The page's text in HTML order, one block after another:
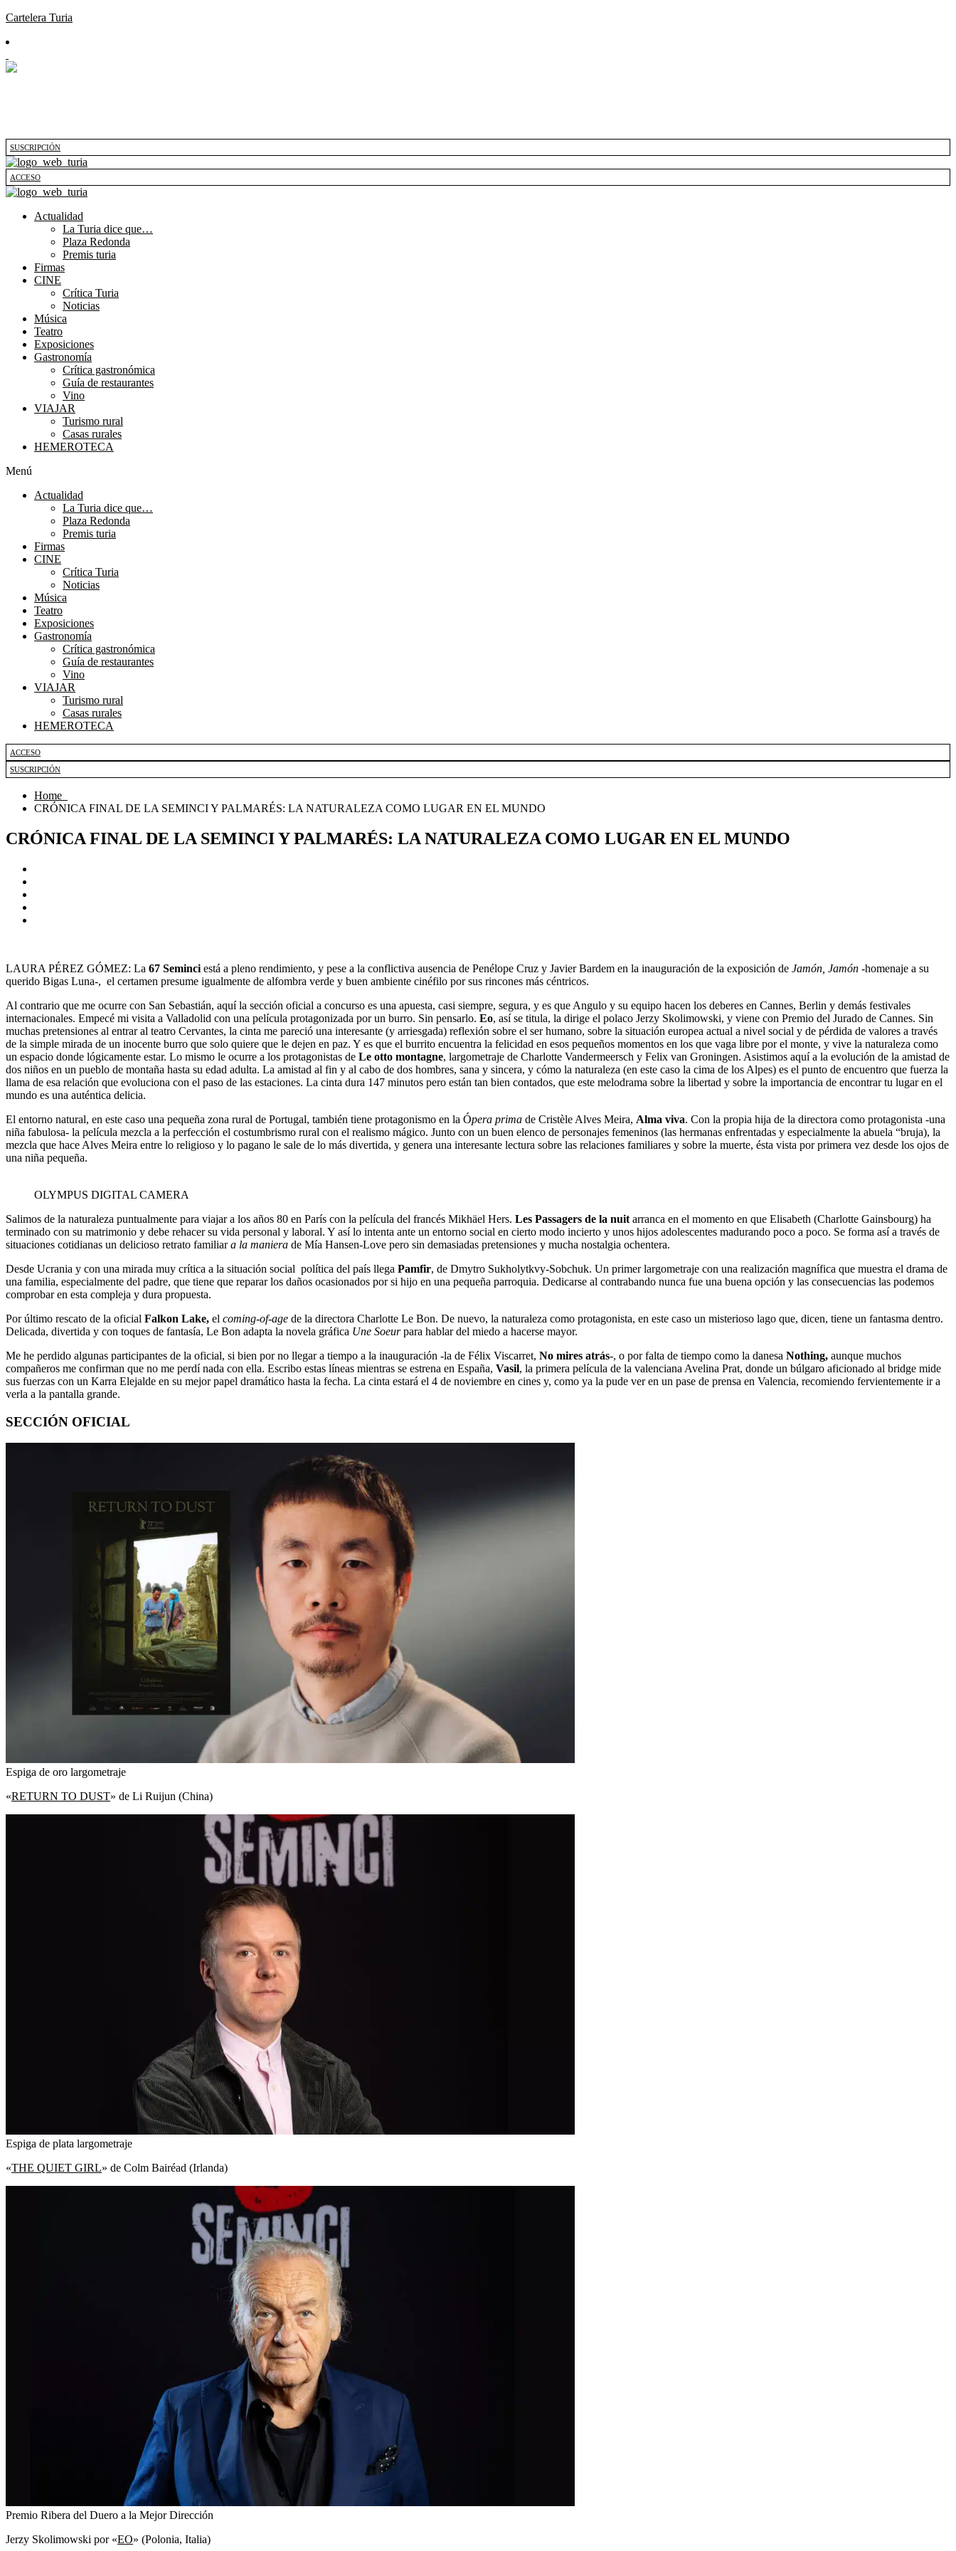
Cartelera Turia
SUSCRIPCIÓN
ACCESO
Actualidad
La Turia dice que…
Plaza Redonda
Premis turia
Firmas
CINE
Crítica Turia
Noticias
Música
Teatro
Exposiciones
Gastronomía
Crítica gastronómica
Guía de restaurantes
Vino
VIAJAR
Turismo rural
Casas rurales
HEMEROTECA
Menú
Actualidad
La Turia dice que…
Plaza Redonda
Premis turia
Firmas
CINE
Crítica Turia
Noticias
Música
Teatro
Exposiciones
Gastronomía
Crítica gastronómica
Guía de restaurantes
Vino
VIAJAR
Turismo rural
Casas rurales
HEMEROTECA
ACCESO
SUSCRIPCIÓN
Home
CRÓNICA FINAL DE LA SEMINCI Y PALMARÉS: LA NATURALEZA COMO LUGAR EN EL MUNDO
CRÓNICA FINAL DE LA SEMINCI Y PALMARÉS: LA NATURALEZA COMO LUGAR EN EL MUNDO
LAURA PÉREZ GÓMEZ: La 67 Seminci está a pleno rendimiento, y pese a la conflictiva ausencia de Penélope Cruz y Javier Bardem en la inauguración de la exposición de Jamón, Jamón -homenaje a su
querido Bigas Luna-, el certamen presume igualmente de alfombra verde y buen ambiente cinéfilo por sus rincones más céntricos.
Al contrario que me ocurre con San Sebastián, aquí la sección oficial a concurso es una apuesta, casi siempre, segura, y es que Angulo y su equipo hacen los deberes en Cannes, Berlin y demás festivales
internacionales. Empecé mi visita a Valladolid con una película protagonizada por un burro. Sin pensarlo. Eo, así se titula, la dirige el polaco Jerzy Skolimowski, y viene con Premio del Jurado de Cannes. Sin
muchas pretensiones al entrar al teatro Cervantes, la cinta me pareció una interesante (y arriesgada) reflexión sobre el ser humano, sobre la situación europea actual a nivel social y de pérdida de valores a través
de la simple mirada de un inocente burro que solo quiere que le dejen en paz. Y es que el burrito encuentra la felicidad en esos pequeños momentos en los que vaga libre por el monte, y vive la naturaleza como
un espacio donde lógicamente estar. Lo mismo le ocurre a los protagonistas de Le otto montagne, largometraje de Charlotte Vandermeersch y Felix van Groningen. Asistimos aquí a la evolución de la amistad de
dos niños en un pueblo de montaña hasta su edad adulta. La amistad al fin y al cabo de dos hombres, sana y sincera, y cómo la naturaleza (en este caso la cima de los Alpes) es el punto de encuentro que fuerza la
llama de esa relación que evoluciona con el paso de las estaciones. La cinta dura 147 minutos pero están tan bien contados, que este melodrama sobre la libertad y sobre la importancia de encontrar tu lugar en el
mundo es una auténtica delicia.
El entorno natural, en este caso una pequeña zona rural de Portugal, también tiene protagonismo en la Ópera prima de Cristèle Alves Meira, Alma viva. Con la propia hija de la directora como protagonista -una
niña fabulosa- la película mezcla a la perfección el costumbrismo rural con el realismo mágico. Junto con un buen elenco de personajes femeninos (las hermanas enfrentadas y especialmente la abuela “bruja), la
mezcla que hace Alves Meira entre lo religioso y lo pagano le sale de lo más divertida, y genera una interesante lectura sobre las relaciones familiares y sobre la muerte, ésta vista por primera vez desde los ojos de
una niña pequeña.
OLYMPUS DIGITAL CAMERA
Salimos de la naturaleza puntualmente para viajar a los años 80 en París con la película del francés Mikhäel Hers. Les Passagers de la nuit arranca en el momento en que Elisabeth (Charlotte Gainsbourg) ha
terminado con su matrimonio y debe rehacer su vida personal y laboral. Y así lo intenta ante un entorno social en cierto modo incierto y unos hijos adolescentes madurando poco a poco. Se forma así a través de
situaciones cotidianas un delicioso retrato familiara la maniera de Mía Hansen-Love pero sin demasiadas pretensiones y mucha nostalgia ochentera.
Desde Ucrania y con una mirada muy crítica a la situación social política del país llega Pamfir, de Dmytro Sukholytkvy-Sobchuk. Un primer largometraje con una realización magnífica que muestra el drama de
una familia, especialmente del padre, que tiene que reparar los daños ocasionados por si hijo en una pequeña parroquia. Dedicarse al contrabando nunca fue una buena opción y las consecuencias las podemos
comprobar en esta compleja y dura propuesta.
Por último rescato de la oficial Falkon Lake, el coming-of-age de la directora Charlotte Le Bon. De nuevo, la naturaleza como protagonista, en este caso un misterioso lago que, dicen, tiene un fantasma dentro.
Delicada, divertida y con toques de fantasía, Le Bon adapta la novela gráfica Une Soeurpara hablar del miedo a hacerse mayor.
Me he perdido algunas participantes de la oficial, si bien por no llegar a tiempo a la inauguración -la de Félix Viscarret, No mires atrás-, o por falta de tiempo como la danesa Nothing, aunque muchos
compañeros me confirman que no me perdí nada con ella. Escribo estas líneas mientras se estrena en España, Vasil, la primera película de la valenciana Avelina Prat, donde un búlgaro aficionado al bridge mide
sus fuerzas con un Karra Elejalde en su mejor papel dramático hasta la fecha. La cinta estará el 4 de noviembre en cines y, como ya la pude ver en un pase de prensa en Valencia, recomiendo fervientemente ir a
verla a la pantalla grande.
SECCIÓN OFICIAL
Espiga de oro largometraje
«RETURN TO DUST» de Li Ruijun (China)
Espiga de plata largometraje
«THE QUIET GIRL» de Colm Bairéad (Irlanda)
Premio Ribera del Duero a la Mejor Dirección
Jerzy Skolimowski por «EO» (Polonia, Italia)